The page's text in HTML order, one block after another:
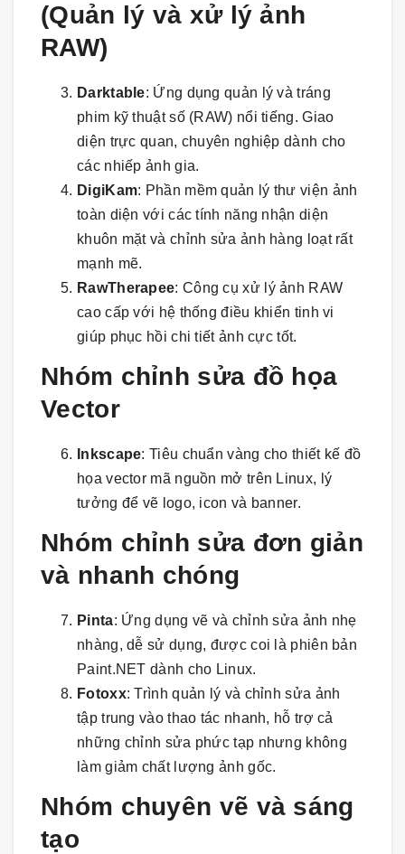
(Quản lý và xử lý ảnh
RAW)
Darktable: Ứng dụng quản lý và tráng
phim kỹ thuật số (RAW) nổi tiếng. Giao
diện trực quan, chuyên nghiệp dành cho
các nhiếp ảnh gia.
DigiKam: Phần mềm quản lý thư viện ảnh
toàn diện với các tính năng nhận diện
khuôn mặt và chỉnh sửa ảnh hàng loạt rất
mạnh mẽ.
RawTherapee: Công cụ xử lý ảnh RAW
cao cấp với hệ thống điều khiển tinh vi
giúp phục hồi chi tiết ảnh cực tốt.
Nhóm chỉnh sửa đồ họa
Vector
Inkscape: Tiêu chuẩn vàng cho thiết kế đồ
họa vector mã nguồn mở trên Linux, lý
tưởng để vẽ logo, icon và banner.
Nhóm chỉnh sửa đơn giản
và nhanh chóng
Pinta: Ứng dụng vẽ và chỉnh sửa ảnh nhẹ
nhàng, dễ sử dụng, được coi là phiên bản
Paint.NET dành cho Linux.
Fotoxx: Trình quản lý và chỉnh sửa ảnh
tập trung vào thao tác nhanh, hỗ trợ cả
những chỉnh sửa phức tạp nhưng không
làm giảm chất lượng ảnh gốc.
Nhóm chuyên vẽ và sáng
tạo